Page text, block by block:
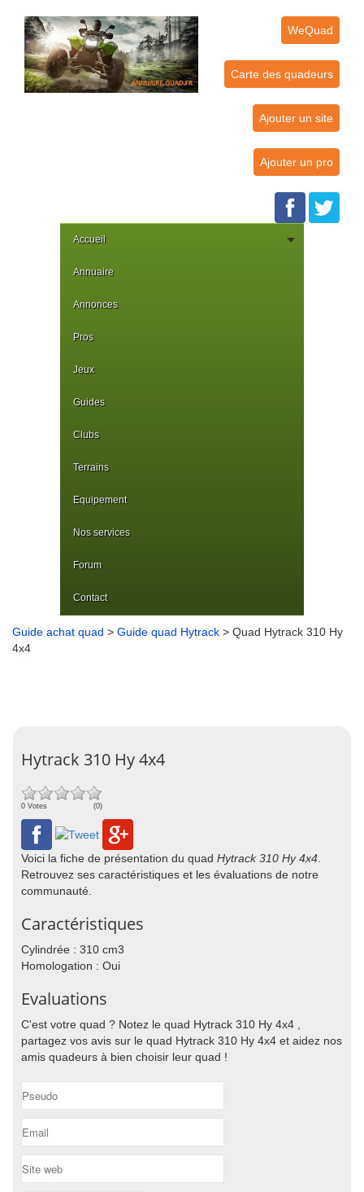
WeQuad
Carte des quadeurs
Ajouter un site
Ajouter un pro
Accueil
Annuaire
Annonces
Pros
Jeux
Guides
Clubs
Terrains
Equipement
Nos services
Forum
Contact
Guide achat quad > Guide quad Hytrack > Quad Hytrack 310 Hy
4x4
Hytrack 310 Hy 4x4
0 Votes (0)
Voici la fiche de présentation du quad Hytrack 310 Hy 4x4
Retrouvez ses caractéristiques et les évaluations de notre
communauté.
Caractéristiques
Cylindrée : 310 cm3
Homologation : Oui
Evaluations
C'est votre quad ? Notez le quad Hytrack 310 Hy 4x4 ,
partagez vos avis sur le quad Hytrack 310 Hy 4x4 et aidez nos
amis quadeurs à bien choisir leur quad !